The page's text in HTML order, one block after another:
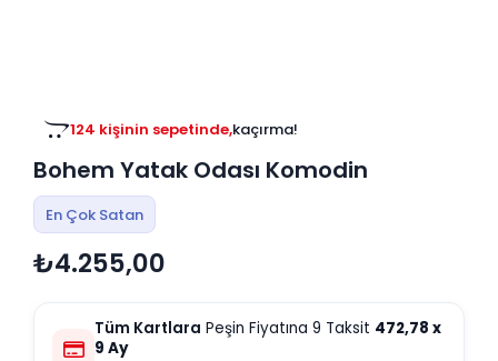
124 kişinin sepetinde,kaçırma!
Bohem Yatak Odası Komodin
En Çok Satan
₺4.255,00
Tüm Kartlara Peşin Fiyatına 9 Taksit 472,78 x
9 Ay